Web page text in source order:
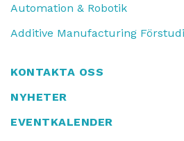
Automation & Robotik
Additive Manufacturing
KONTAKTA OSS
NYHETER
EVENTKALENDER